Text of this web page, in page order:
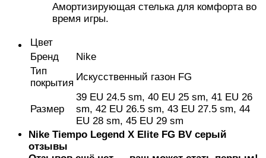
Амортизирующая стелька для комфорта во
время игры.
Цвет
Бренд
Nike
Тип
покрытия
Искусственный газон FG
Размер
39 EU 24.5 sm, 40 EU 25 sm, 41 EU 26
sm, 42 EU 26.5 sm, 43 EU 27.5 sm, 44
EU 28 sm, 45 EU 29 sm
Nike Tiempo Legend X Elite FG BV серый
отзывы